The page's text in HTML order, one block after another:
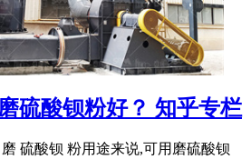
硫酸钡粉好？ 知乎专栏
硫酸钡 粉用途来说,可用磨硫酸钡